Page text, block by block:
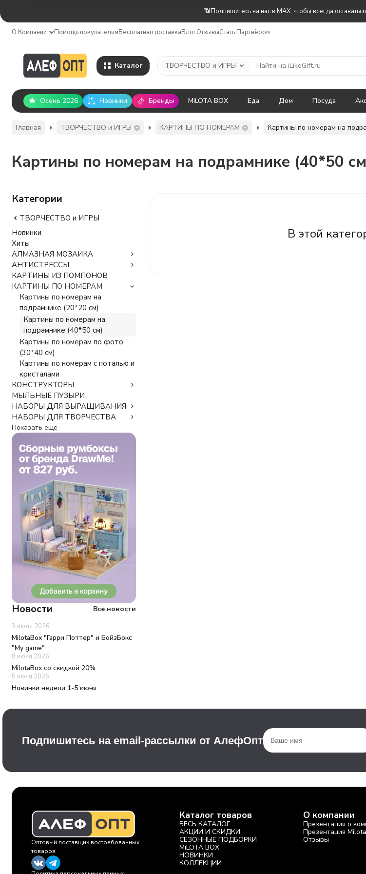
📶Подпишитесь на нас в MAX, чтобы всегда
О Компании Помощь покупателямБесплатная доставкаБлогОтзывыСтать Партнёром
Каталог ТВОРЧЕСТВО и ИГРЫ
Осень 2026 Новинки Бренды MiLOTA BOX Еда Дом Посуда
Главная ТВОРЧЕСТВО и ИГРЫ КАРТИНЫ ПО НОМЕРАМ Картины по номерам на
Картины по номерам на подрамнике (40*50
В этой
Категории
ТВОРЧЕСТВО и ИГРЫ
Новинки
Хиты
АЛМАЗНАЯ МОЗАИКА
АНТИСТРЕССЫ
КАРТИНЫ ИЗ ПОМПОНОВ
КАРТИНЫ ПО НОМЕРАМ
Картины по номерам на
подрамнике (20*20 см)
Картины по номерам на
подрамнике (40*50 см)
Картины по номерам по фото
(30*40 см)
Картины по номерам с поталью и
кристалами
КОНСТРУКТОРЫ
МЫЛЬНЫЕ ПУЗЫРИ
НАБОРЫ ДЛЯ ВЫРАЩИВАНИЯ
НАБОРЫ ДЛЯ ТВОРЧЕСТВА
Показать ещё
Новости Все новости
3 июля 2026
MilotaBox "Гарри Поттер" и БойзБокс
"My game"
8 июня 2026
MilotaBox со скидкой 20%
5 июня 2026
Новинки недели 1-5 июня
Подпишитесь на email-рассылки от АлефОпт
Оптовый поставщик востребованных
товаров
Каталог товаров
ВЕСЬ КАТАЛОГ
АКЦИИ И СКИДКИ
СЕЗОННЫЕ ПОДБОРКИ
MiLOTA BOX
НОВИНКИ
КОЛЛЕКЦИИ
О компании
Презентация о
Презентация
Отзывы